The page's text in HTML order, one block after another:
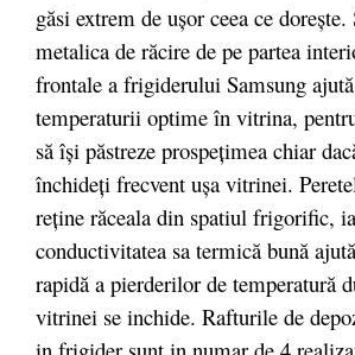
găsi extrem de uşor ceea ce doreşte.
metalica de răcire de pe partea
frontale a frigiderului Samsung
temperaturii optime în vitrina,
să îşi păstreze prospeţimea chiar
închideţi frecvent uşa vitrinei.
reţine răceala din spatiul frigorific,
conductivitatea sa termică bună
rapidă a pierderilor de temperatură
vitrinei se inchide. Rafturile de